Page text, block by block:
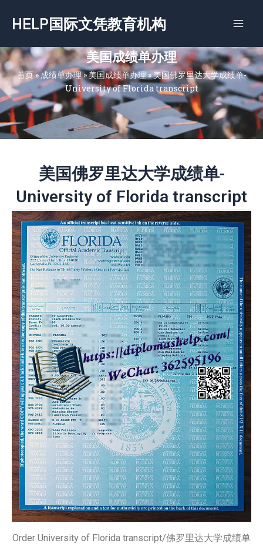
容
HELP国际文凭教育机构
美国成绩单办理
首页»成绩单办理»美国成绩单办理»美国佛罗里达大学成绩单-
University of Florida transcript
美国佛罗里达大学成绩单-
University of Florida transcript
Order University of Florida transcript/佛罗里达大学成绩单